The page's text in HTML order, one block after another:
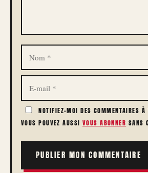
MAIL
NOTIFIEZ-MOI DES COMMENTAIRES
VOUS POUVEZ AUSSI VOUS ABONNER SANS